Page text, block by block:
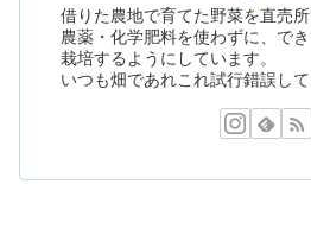
借りた農地で育てた野菜を直売所
農薬・化学肥料を使わずに、で
栽培するようにしています。
いつも畑であれこれ試行錯誤して